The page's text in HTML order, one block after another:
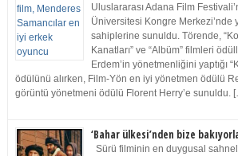
Uluslararası Adana Film
Üniversitesi Kongre Merkezi’nde
sahiplerine sunuldu. Törende,
Kanatları” ve “Albüm” filmleri
Erdem’in yönetmenliğini yaptığı
ödülünü alırken, Film-Yön en iyi yönetmen ödülü
görüntü yönetmeni ödülü Florent Herry’e sunuldu.
‘Bahar ülkesi’nden bize
Sürü filminin en duygusal